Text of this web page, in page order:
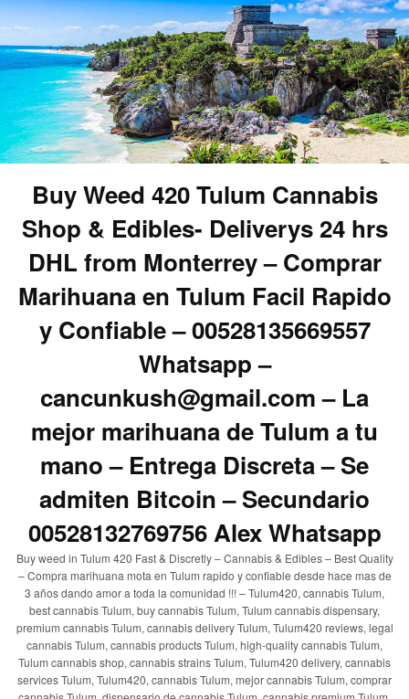
Buy Weed 420 Tulum Cannabis
Shop & Edibles- Deliverys 24 hrs
DHL from Monterrey – Comprar
Marihuana en Tulum Facil Rapido
y Confiable – 00528135669557
Whatsapp –
cancunkush@gmail.com – La
mejor marihuana de Tulum a tu
mano – Entrega Discreta – Se
admiten Bitcoin – Secundario
00528132769756 Alex Whatsapp
Buy weed in Tulum 420 Fast & Discretly – Cannabis & Edibles – Best Quality
– Compra marihuana mota en Tulum rapido y confiable desde hace mas de
3 años dando amor a toda la comunidad !!! – Tulum420, cannabis Tulum,
best cannabis Tulum, buy cannabis Tulum, Tulum cannabis dispensary,
premium cannabis Tulum, cannabis delivery Tulum, Tulum420 reviews, legal
cannabis Tulum, cannabis products Tulum, high-quality cannabis Tulum,
Tulum cannabis shop, cannabis strains Tulum, Tulum420 delivery, cannabis
services Tulum, Tulum420, cannabis Tulum, mejor cannabis Tulum, comprar